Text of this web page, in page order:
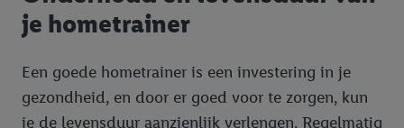
je hometrainer
Een goede hometrainer is een investering in je
gezondheid, en door er goed voor te zorgen, kun
je de levensduur aanzienlijk verlengen. Regelmatig